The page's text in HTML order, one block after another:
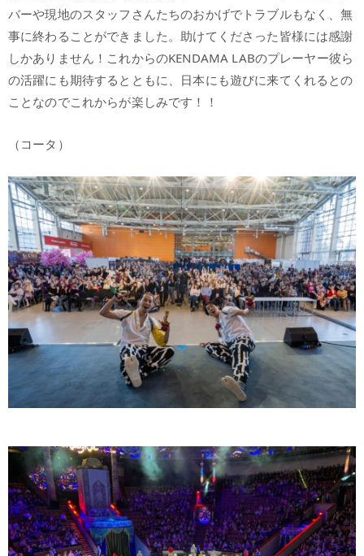
バーや現地のスタッフさんたちのおかげでトラブルもなく、無
事に終わることができました。助けてくださった皆様には感謝
しかありません！これからのKENDAMA LABのプレーヤー彼ら
の活躍にも期待するとともに、日本にも遊びに来てくれるとの
ことなのでこれからが楽しみです！！
（コータ）